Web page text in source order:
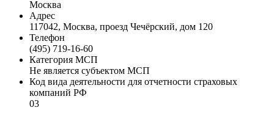
Москва
Адрес
117042, Москва, проезд Чечёрский, дом 120
Телефон
(495) 719-16-60
Категория МСП
Не является субъектом МСП
Код вида деятельности для отчетности страховых
компаний РФ
03